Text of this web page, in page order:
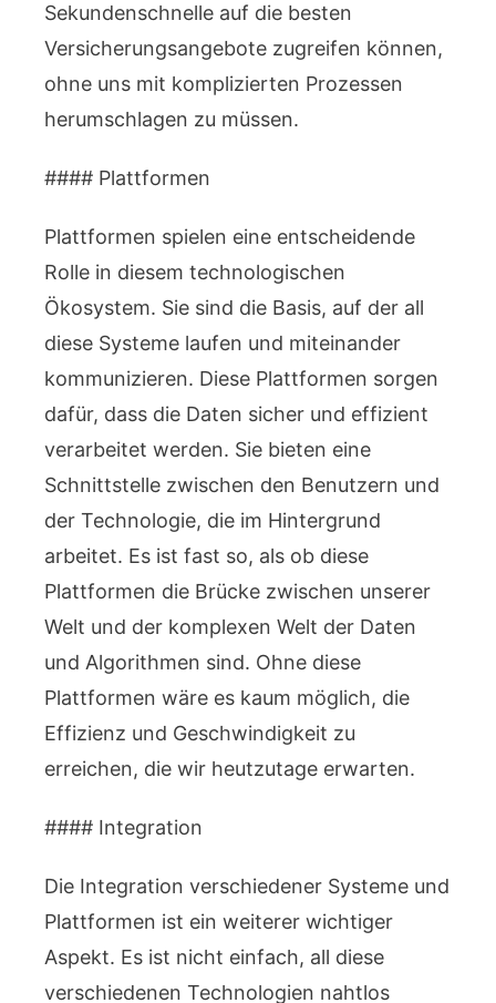
Sekundenschnelle auf die besten
Versicherungsangebote zugreifen können,
ohne uns mit komplizierten Prozessen
herumschlagen zu müssen.
#### Plattformen
Plattformen spielen eine entscheidende
Rolle in diesem technologischen
Ökosystem. Sie sind die Basis, auf der all
diese Systeme laufen und miteinander
kommunizieren. Diese Plattformen sorgen
dafür, dass die Daten sicher und effizient
verarbeitet werden. Sie bieten eine
Schnittstelle zwischen den Benutzern und
der Technologie, die im Hintergrund
arbeitet. Es ist fast so, als ob diese
Plattformen die Brücke zwischen unserer
Welt und der komplexen Welt der Daten
und Algorithmen sind. Ohne diese
Plattformen wäre es kaum möglich, die
Effizienz und Geschwindigkeit zu
erreichen, die wir heutzutage erwarten.
#### Integration
Die Integration verschiedener Systeme und
Plattformen ist ein weiterer wichtiger
Aspekt. Es ist nicht einfach, all diese
verschiedenen Technologien nahtlos